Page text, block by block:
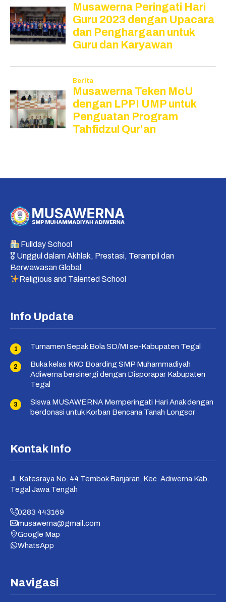
Fullday School
🎖 Unggul dalam Akhlak, Prestasi, Terampil dan
Berwawasan Global
Religious and Talented School
Info Update
Turnamen Sepak Bola SD/MI se-Kabupaten Tegal
Buka kelas KKO Boarding SMP Muhammadiyah
Adiwerna bersinergi dengan Disporapar Kabupaten
Tegal
Siswa MUSAWERNA Memperingati Hari Anak dengan
berdonasi untuk Korban Bencana Tanah Longsor
Kontak Info
Jl. Katesraya No. 44 Tembok Banjaran, Kec. Adiwerna Kab.
Tegal Jawa Tengah
0283 443169
musawerna@gmail.com
Google Map
WhatsApp
Navigasi